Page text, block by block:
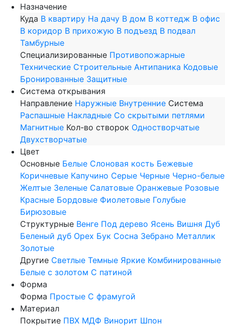
Назначение
Куда В квартиру На дачу В дом В коттедж В офис
В коридор В прихожую В подъезд В подвал
Тамбурные
Специализированные Противопожарные
Технические Строительные Антипаника Кодовые
Бронированные Защитные
Система открывания
Направление Наружные Внутренние Система
Распашные Накладные Со скрытыми петлями
Магнитные Кол-во створок Одностворчатые
Двухстворчатые
Цвет
Основные Белые Слоновая кость Бежевые
Коричневые Капучино Серые Черные Черно-белые
Желтые Зеленые Салатовые Оранжевые Розовые
Красные Бордовые Фиолетовые Голубые
Бирюзовые
Структурные Венге Под дерево Ясень Вишня Дуб
Беленый дуб Орех Бук Сосна Зебрано Металлик
Золотые
Другие Светлые Темные Яркие Комбинированные
Белые с золотом С патиной
Форма
Форма Простые С фрамугой
Материал
Покрытие ПВХ МДФ Винорит Шпон